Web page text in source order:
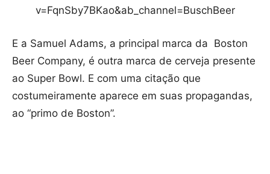
v=FqnSby7BKao&ab_channel=BuschBeer
E a Samuel Adams, a principal marca da Boston
Beer Company, é outra marca de cerveja presente
ao Super Bowl. E com uma citação que
costumeiramente aparece em suas propagandas,
ao “primo de Boston”.